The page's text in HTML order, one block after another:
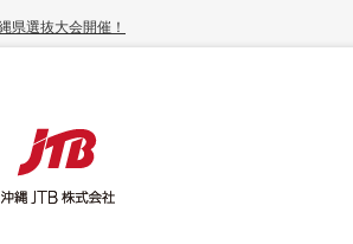
県選抜大会開催！